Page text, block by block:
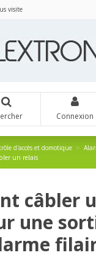
visite
Connexion
d'accès et domotique
un relais
câbler
une